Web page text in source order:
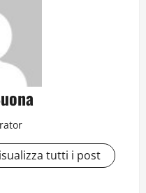
tutti i post